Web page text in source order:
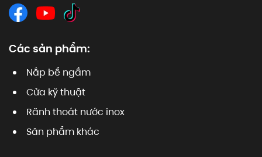
Các sản phẩm:
Nắp bể ngầm
Cửa kỹ thuật
Rãnh thoát nước inox
Sản phẩm khác